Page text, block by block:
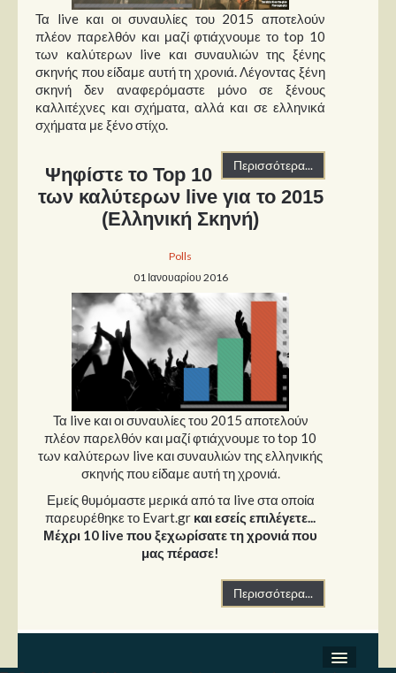
Τα live και οι συναυλίες του 2015 αποτελούν
πλέον παρελθόν και μαζί φτιάχνουμε το top 10
των καλύτερων live και συναυλιών της ξένης
σκηνής που είδαμε αυτή τη χρονιά. Λέγοντας ξένη
σκηνή δεν αναφερόμαστε μόνο σε ξένους
καλλιτέχνες και σχήματα, αλλά και σε ελληνικά
σχήματα με ξένο στίχο.
Περισσότερα...
Ψηφίστε το Top 10
των καλύτερων live για το 2015
(Ελληνική Σκηνή)
Polls
01 Ιανουαρίου 2016
Τα live και οι συναυλίες του 2015 αποτελούν
πλέον παρελθόν και μαζί φτιάχνουμε το top 10
των καλύτερων live και συναυλιών της ελληνικής
σκηνής που είδαμε αυτή τη χρονιά.
Εμείς θυμόμαστε μερικά από τα live στα οποία
παρευρέθηκε το Evart.gr και εσείς επιλέγετε...
Μέχρι 10 live που ξεχωρίσατε τη χρονιά που
μας πέρασε!
Περισσότερα...